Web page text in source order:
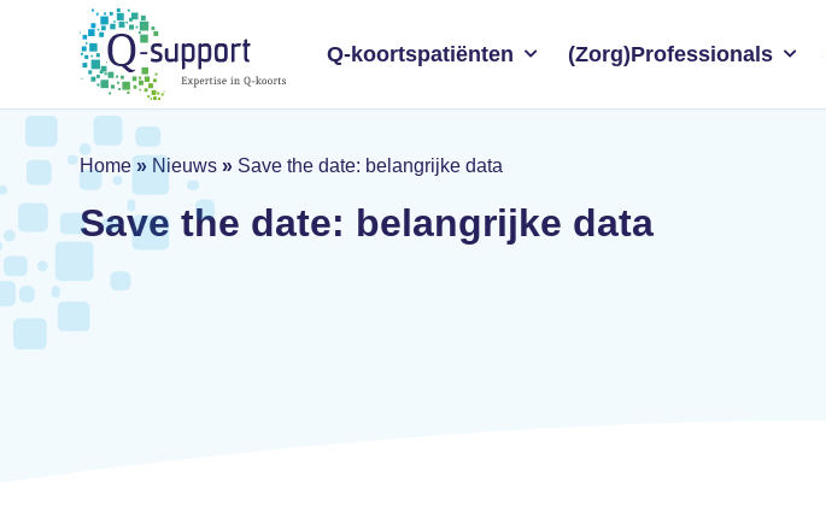
content
Q-koortspatiënten (Zorg)Professionals
Home» Nieuws» Save the date: belangrijke data
Save the date: belangrijke data